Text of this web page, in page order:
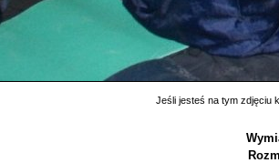
Jeśli jesteś na tym zdjęciu